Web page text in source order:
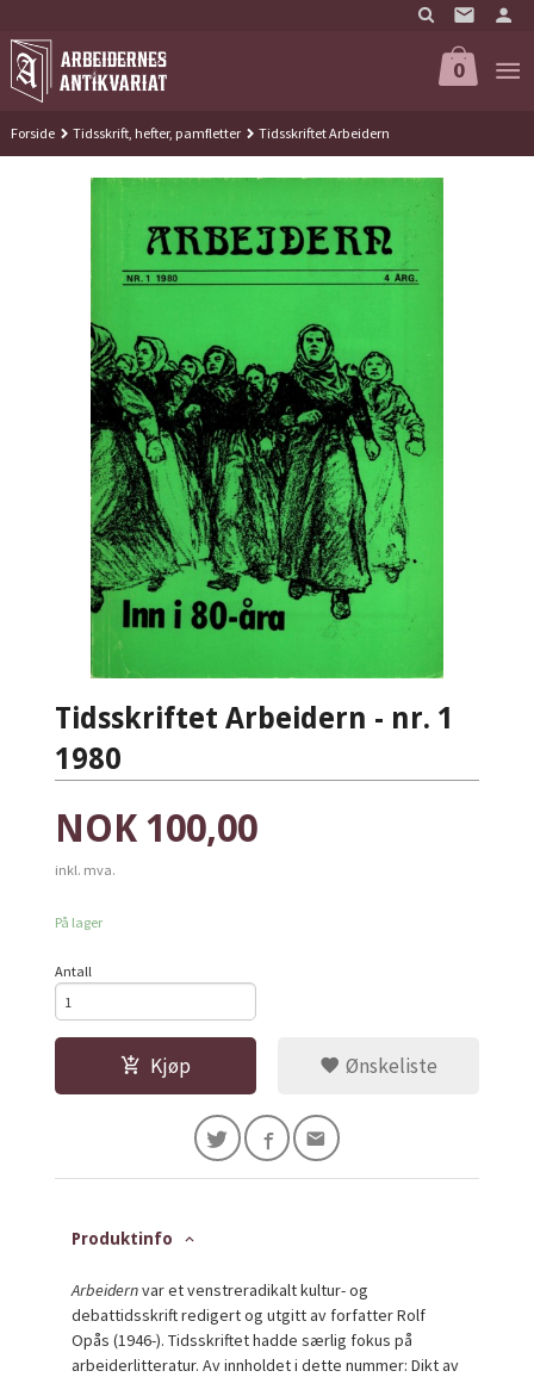
til
innholdet
0
Forside Tidsskrift, hefter, pamfletter Tidsskriftet Arbeidern
Tidsskriftet Arbeidern - nr. 1
1980
Pris
NOK 100,00
inkl. mva.
På lager
Antall
Kjøp Ønskeliste
Produktinfo
Arbeidernvar et venstreradikalt kultur- og
debattidsskrift redigert og utgitt av forfatter Rolf
Opås (1946-). Tidsskriftet hadde særlig fokus på
arbeiderlitteratur. Av innholdet i dette nummer: Dikt av